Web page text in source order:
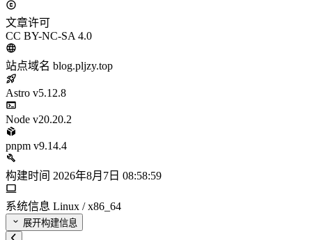
文章许可
CC BY-NC-SA 4.0
站点域名 blog.pljzy.top
Astro v5.12.8
Node v20.20.2
pnpm v9.14.4
构建时间 2026年8月7日 08:58:59
系统信息 Linux / x86_64
展开构建信息